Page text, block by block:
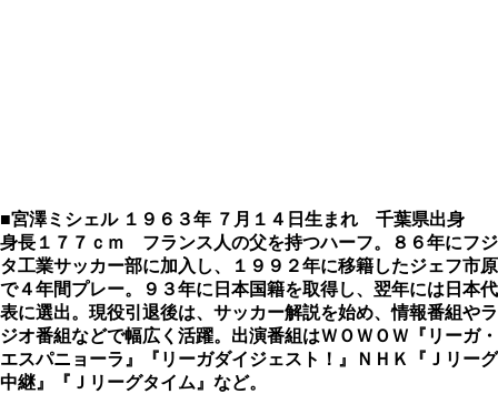
■宮澤ミシェル １９６３年 ７月１４日生まれ 千葉県出身
身長１７７ｃｍ フランス人の父を持つハーフ。８６年にフジ
タ工業サッカー部に加入し、１９９２年に移籍したジェフ市原
で４年間プレー。９３年に日本国籍を取得し、翌年には日本代
表に選出。現役引退後は、サッカー解説を始め、情報番組やラ
ジオ番組などで幅広く活躍。出演番組はＷＯＷＯＷ『リーガ・
エスパニョーラ』『リーガダイジェスト！』ＮＨＫ『Ｊリーグ
中継』『Ｊリーグタイム』など。